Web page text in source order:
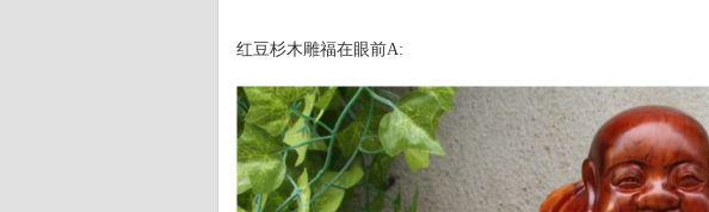
红豆杉木雕福在眼前A: